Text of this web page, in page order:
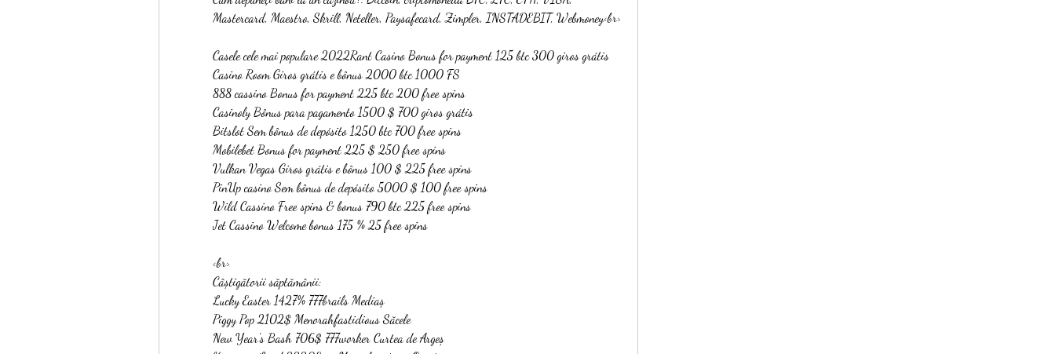
Mastercard, Maestro, Skrill, Neteller, Paysafecard, Zimpler, INSTADEBIT, Webmoney<br>
Casele cele mai populare 2022Rant Casino Bonus for payment 125 btc 300 giros grátis
Casino Room Giros grátis e bônus 2000 btc 1000 FS
888 cassino Bonus for payment 225 btc 200 free spins
Casinoly Bônus para pagamento 1500 $ 700 giros grátis
Bitslot Sem bônus de depósito 1250 btc 700 free spins
Mobilebet Bonus for payment 225 $ 250 free spins
Vulkan Vegas Giros grátis e bônus 100 $ 225 free spins
PinUp casino Sem bônus de depósito 5000 $ 100 free spins
Wild Cassino Free spins & bonus 790 btc 225 free spins
Jet Cassino Welcome bonus 175 % 25 free spins
<br>
Câștigătorii săptămânii:
Lucky Easter 1427% 777brails Mediaș
Piggy Pop 2102$ Menorahfastidious Săcele
New Year's Bash 706$ 777worker Curtea de Argeș